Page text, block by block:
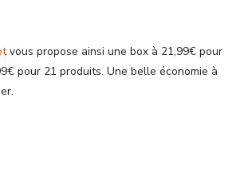
vous propose ainsi une box à 21,99€ pour
pour 21 produits. Une belle économie à